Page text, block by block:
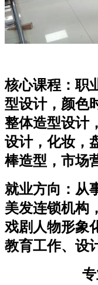
核心课程：职
型设计，颜色
整体造型设计
设计，化妆，
棒造型，市场
就业方向：从
美发连锁机构
戏剧人物形象
教育工作、设